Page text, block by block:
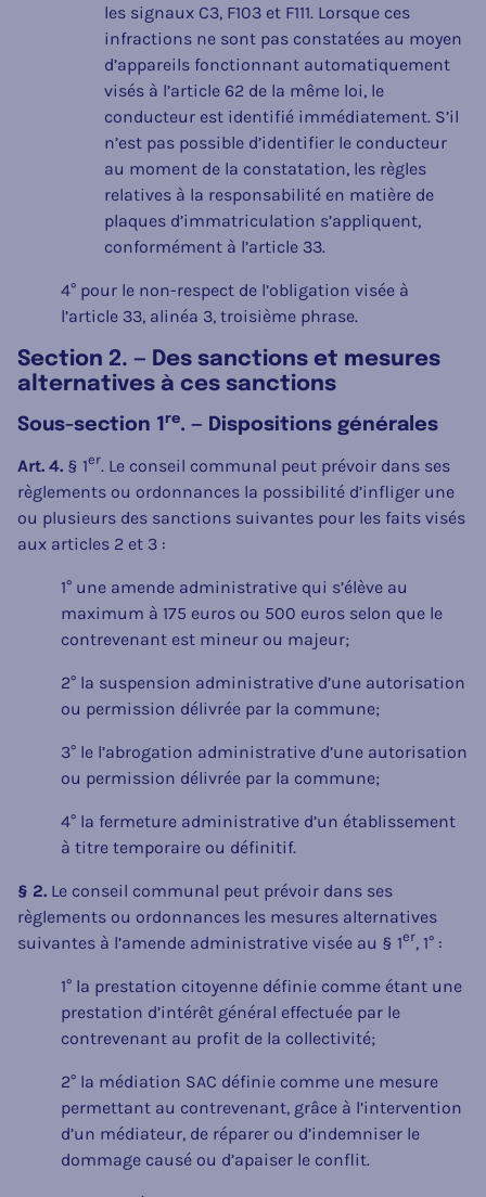
les signaux C3, F103 et F111. Lorsque ces
infractions ne sont pas constatées au moyen
d’appareils fonctionnant automatiquement
visés à l’article 62 de la même loi, le
conducteur est identifié immédiatement. S’il
n’est pas possible d’identifier le conducteur
au moment de la constatation, les règles
relatives à la responsabilité en matière de
plaques d’immatriculation s’appliquent,
conformément à l’article 33.
4° pour le non-respect de l’obligation visée à
l’article 33, alinéa 3, troisième phrase.
Section 2. — Des sanctions et mesures
alternatives à ces sanctions
Sous-section 1 re. — Dispositions générales
Art. 4. § 1er. Le conseil communal peut prévoir dans ses
règlements ou ordonnances la possibilité d’infliger une
ou plusieurs des sanctions suivantes pour les faits visés
aux articles 2 et 3 :
1° une amende administrative qui s’élève au
maximum à 175 euros ou 500 euros selon que le
contrevenant est mineur ou majeur;
2° la suspension administrative d’une autorisation
ou permission délivrée par la commune;
3° le l’abrogation administrative d’une autorisation
ou permission délivrée par la commune;
4° la fermeture administrative d’un établissement
à titre temporaire ou définitif.
§ 2. Le conseil communal peut prévoir dans ses
règlements ou ordonnances les mesures alternatives
suivantes à l’amende administrative visée au § 1er, 1° :
1° la prestation citoyenne définie comme étant une
prestation d’intérêt général effectuée par le
contrevenant au profit de la collectivité;
2° la médiation SAC définie comme une mesure
permettant au contrevenant, grâce à l’intervention
d’un médiateur, de réparer ou d’indemniser le
dommage causé ou d’apaiser le conflit.